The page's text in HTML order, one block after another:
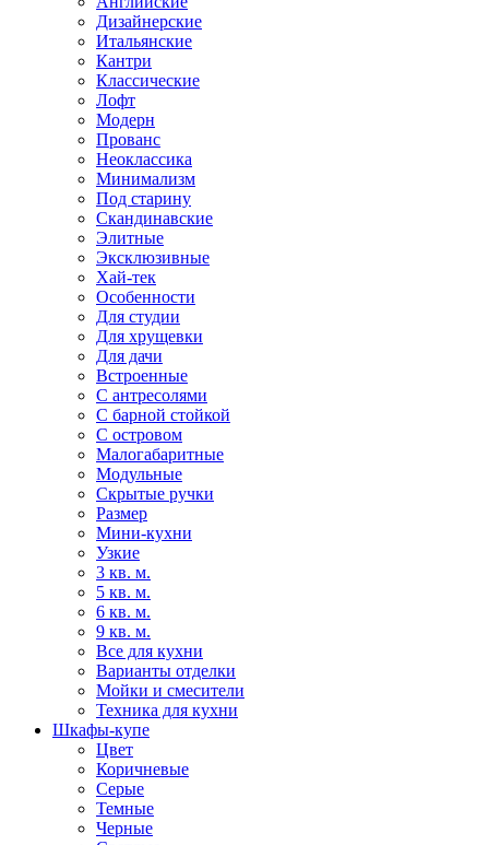
Дизайнерские
Итальянские
Кантри
Классические
Лофт
Модерн
Прованс
Неоклассика
Минимализм
Под старину
Скандинавские
Элитные
Эксклюзивные
Хай-тек
Особенности
Для студии
Для хрущевки
Для дачи
Встроенные
С антресолями
С барной стойкой
С островом
Малогабаритные
Модульные
Скрытые ручки
Размер
Мини-кухни
Узкие
3 кв. м.
5 кв. м.
6 кв. м.
9 кв. м.
Все для кухни
Варианты отделки
Мойки и смесители
Техника для кухни
Шкафы-купе
Цвет
Коричневые
Серые
Темные
Черные